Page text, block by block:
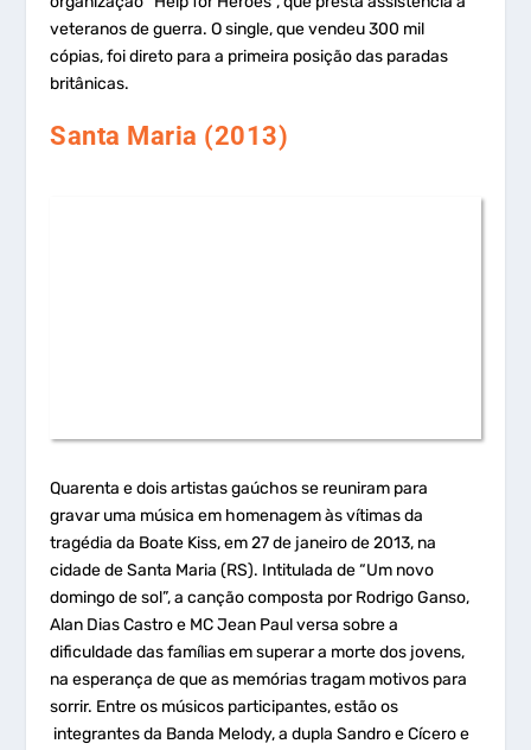
veteranos de guerra. O single, que vendeu 300 mil
cópias, foi direto para a primeira posição das paradas
britânicas.
Santa Maria (2013)
Quarenta e dois artistas gaúchos se reuniram para
gravar uma música em homenagem às vítimas da
tragédia da Boate Kiss, em 27 de janeiro de 2013, na
cidade de Santa Maria (RS). Intitulada de “Um novo
domingo de sol”, a canção composta por Rodrigo Ganso,
Alan Dias Castro e MC Jean Paul versa sobre a
dificuldade das famílias em superar a morte dos jovens,
na esperança de que as memórias tragam motivos para
sorrir. Entre os músicos participantes, estão os
integrantes da Banda Melody, a dupla Sandro e Cícero e